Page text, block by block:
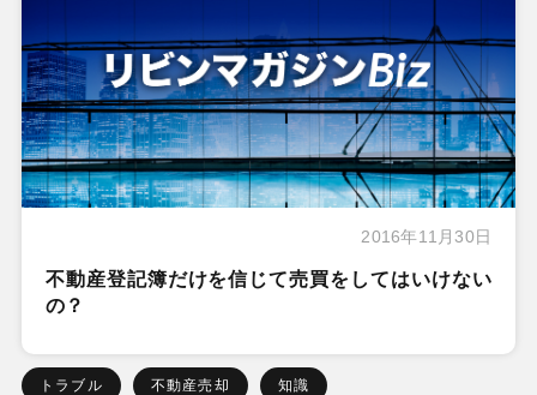
2016年11月30日
不動産登記簿だけを信じて売買をしてはいけない
の？
トラブル 不動産売却 知識